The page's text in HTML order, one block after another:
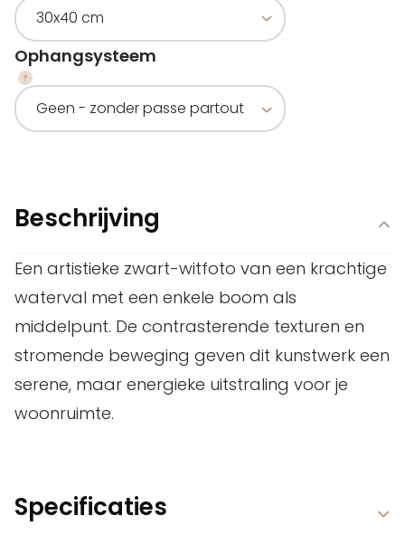
Ophangsysteem
Beschrijving
Een artistieke zwart-witfoto van een krachtige
waterval met een enkele boom als
middelpunt. De contrasterende texturen en
stromende beweging geven dit kunstwerk een
serene, maar energieke uitstraling voor je
woonruimte.
Specificaties